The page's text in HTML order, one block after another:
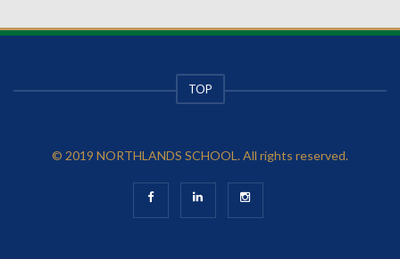
TOP
© 2019 NORTHLANDS SCHOOL. All rights reserved.